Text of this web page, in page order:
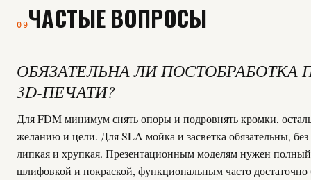
09ЧАСТЫЕ ВОПРОСЫ
ОБЯЗАТЕЛЬНА ЛИ ПОСТОБРАБОТКА
3D-ПЕЧАТИ?
Для FDM минимум снять опоры и подровнять кромки,
желанию и цели. Для SLA мойка и засветка обязательны, без
липкая и хрупкая. Презентационным моделям нужен
шлифовкой и покраской, функциональным часто достаточно